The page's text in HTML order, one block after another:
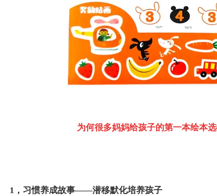
为何很多妈妈给孩子的第一本绘本
1，习惯养成故事——潜移默化培养孩子